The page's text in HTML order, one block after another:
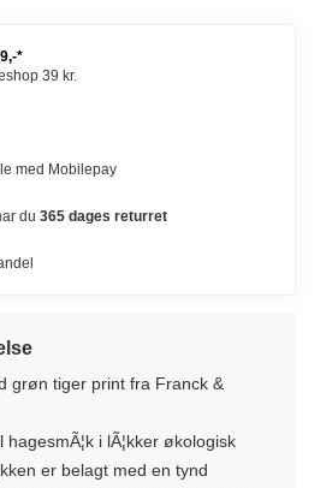
*
39 kr.
med Mobilepay
du 365 dages returret
grøn tiger print fra Franck &
i lÃ¦kker økologisk
er belagt med en tynd